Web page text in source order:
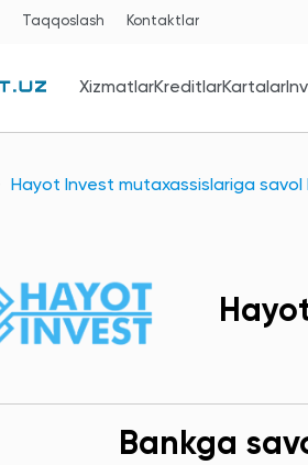
Taqqoslash Kontaktlar
XizmatlarKreditlarKartalar
Hayot Invest mutaxassislariga savol
Bankga